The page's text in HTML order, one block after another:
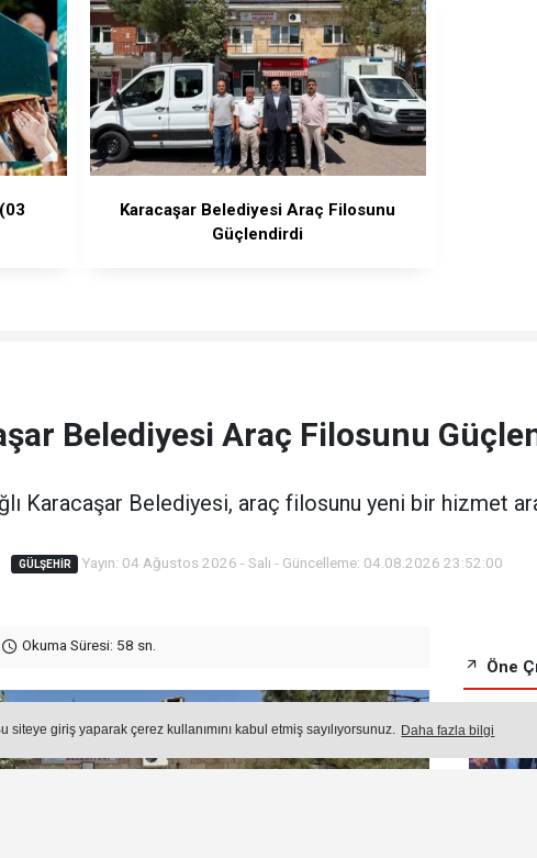
giriş yaparak çerez kullanımını kabul etmiş sayılıyorsunuz. Daha fazla bilgi
Karacaşar Belediyesi Araç Filosunu
Güçlendirdi
Belediyesi Araç Filosunu
Karacaşar Belediyesi, araç filosunu yeni bir hizmet
GÜLŞEHIR Yayın: 04 Ağustos 2026 - Salı - Güncelleme: 04.08.2026 23:52:00
Okuma Süresi: 58 sn.
Öne